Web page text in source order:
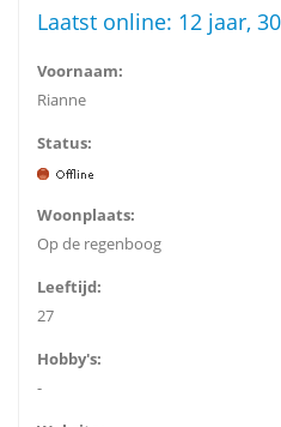
Laatst online: 12 jaar,
Voornaam:
Rianne
Status:
Woonplaats:
Op de regenboog
Leeftijd:
27
Hobby's:
-